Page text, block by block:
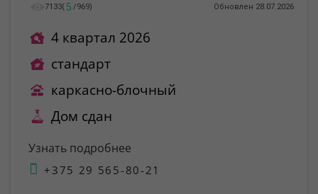
7133( 5 /969) Обновлен 28.07.2026
4 квартал 2026
стандарт
каркасно-блочный
Дом сдан
Узнать подробнее
+375 29 565-80-21